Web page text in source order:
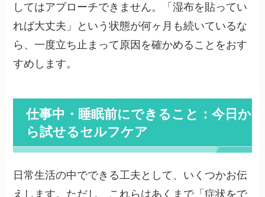
してはアプローチできません。「湿布を貼ってい
れば大丈夫」という状態が何ヶ月も続いているな
ら、一度立ち止まって原因を確かめることをおす
すめします。
仕事中・睡眠前にできること：今日か
ら試せるセルフケア
日常生活の中でできる工夫として、いくつかお伝
えします。ただし、これらはあくまで「症状をで